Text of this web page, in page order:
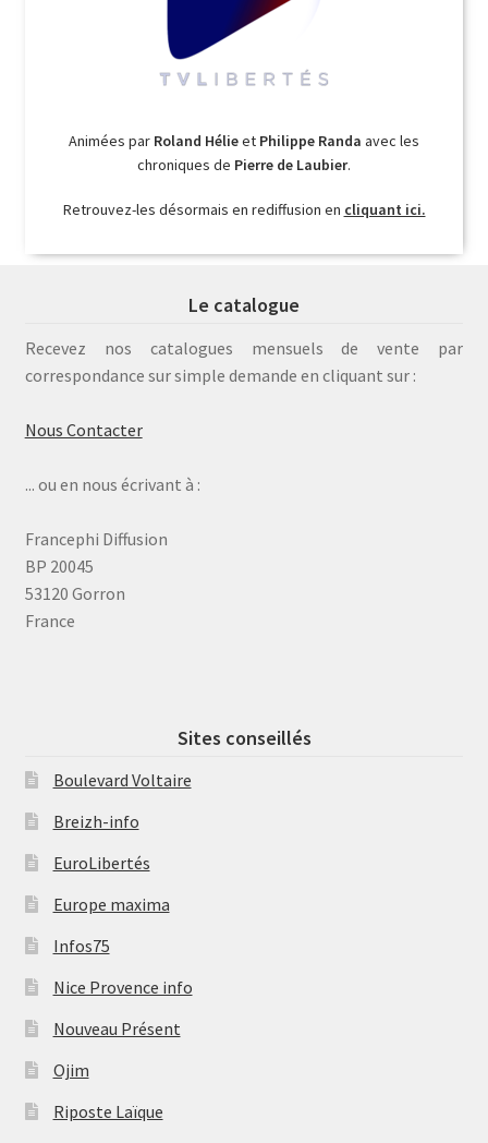
Animées par Roland Hélieet Philippe Randa avec les
chroniques de Pierre de Laubier.
Retrouvez-les désormais en rediffusion en cliquant ici.
Le catalogue
Recevez nos catalogues mensuels de vente par
correspondance sur simple demande en cliquant sur :
Nous Contacter
... ou en nous écrivant à :
Francephi Diffusion
BP 20045
53120 Gorron
France
Sites conseillés
Boulevard Voltaire
Breizh-info
EuroLibertés
Europe maxima
Infos75
Nice Provence info
Nouveau Présent
Ojim
Riposte Laïque